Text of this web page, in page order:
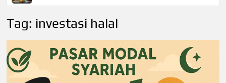
Tag: investasi halal